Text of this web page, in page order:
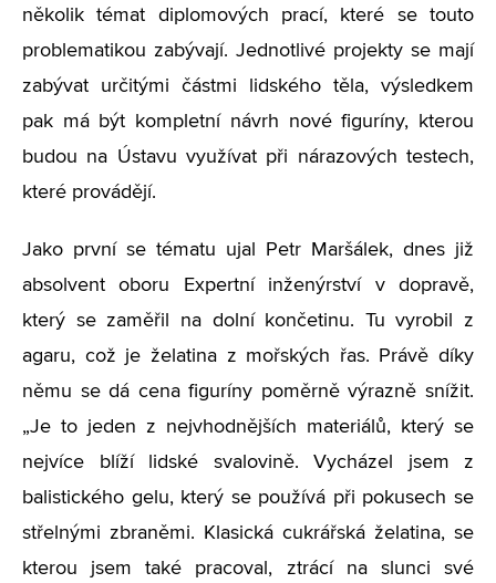
několik témat diplomových prací, které se touto
problematikou zabývají. Jednotlivé projekty se mají
zabývat určitými částmi lidského těla, výsledkem
pak má být kompletní návrh nové figuríny, kterou
budou na Ústavu využívat při nárazových testech,
které provádějí.
Jako první se tématu ujal Petr Maršálek, dnes již
absolvent oboru Expertní inženýrství v dopravě,
který se zaměřil na dolní končetinu. Tu vyrobil z
agaru, což je želatina z mořských řas. Právě díky
němu se dá cena figuríny poměrně výrazně snížit.
„Je to jeden z nejvhodnějších materiálů, který se
nejvíce blíží lidské svalovině. Vycházel jsem z
balistického gelu, který se používá při pokusech se
střelnými zbraněmi. Klasická cukrářská želatina, se
kterou jsem také pracoval, ztrácí na slunci své